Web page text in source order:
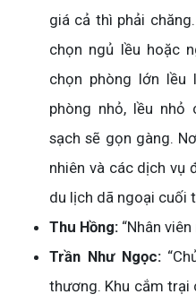
giá cả thì phải
chọn ngủ lều hoặc
chọn phòng lớn lều
phòng nhỏ, lều
sạch sẽ gọn gàng.
nhiên và các dịch vụ
du lịch dã ngoại cuối
Thu Hồng: “Nhân
Trần Như Ngọc:
thương. Khu cắm trại